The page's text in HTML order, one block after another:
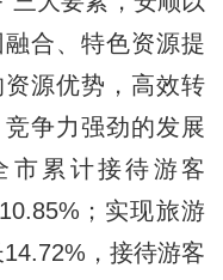
合、特色资源提
源优势，高效转
争力强劲的发展
市累计接待游客
；实现旅游
，接待游客